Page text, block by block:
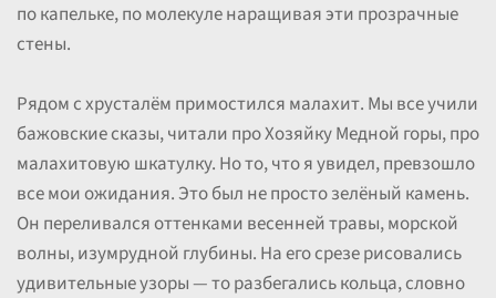
по капельке, по молекуле наращивая эти прозрачные
стены.
Рядом с хрусталём примостился малахит. Мы все учили
бажовские сказы, читали про Хозяйку Медной горы, про
малахитовую шкатулку. Но то, что я увидел, превзошло
все мои ожидания. Это был не просто зелёный камень.
Он переливался оттенками весенней травы, морской
волны, изумрудной глубины. На его срезе рисовались
удивительные узоры — то разбегались кольца, словно